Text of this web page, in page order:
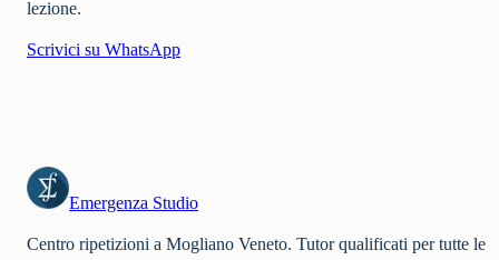
lezione.
Scrivici su WhatsApp
Emergenza Studio
Centro ripetizioni a Mogliano Veneto. Tutor qualificati per tutte le